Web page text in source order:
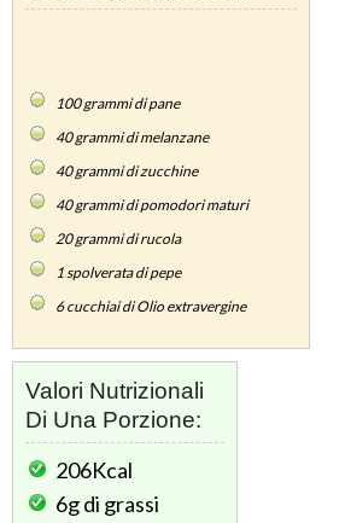
100grammi di pane
40grammi di melanzane
40grammi di zucchine
40grammi di pomodori maturi
20grammi di rucola
1spolverata di pepe
6cucchiai di Olio extravergine
Valori Nutrizionali
Di Una Porzione:
206Kcal
6gdi grassi